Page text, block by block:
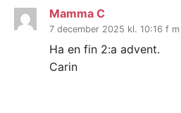
Mamma C
7 december 2025 kl. 10:16 f m
Ha en fin 2:a advent.
Carin